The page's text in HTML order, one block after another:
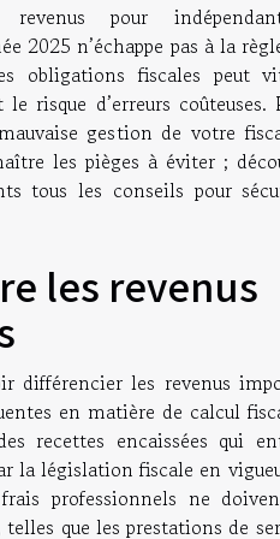
pour
2025 n’échappe pas à la
obligations fiscales peut
risque d’erreurs coûteuses.
gestion de votre
les pièges à éviter ;
tous les conseils pour
les revenus
différencier les revenus
en matière de calcul
recettes encaissées qui
la législation fiscale en
professionnels ne
que les prestations de